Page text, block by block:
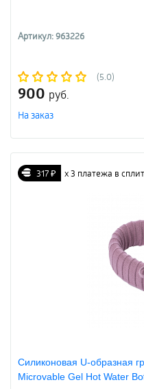
Артикул: 963226
(5.0)
900 руб.
На заказ
317 ₽ х 3 платежа в сплит
Силиконовая U-образная
Microvable Gel Hot Water